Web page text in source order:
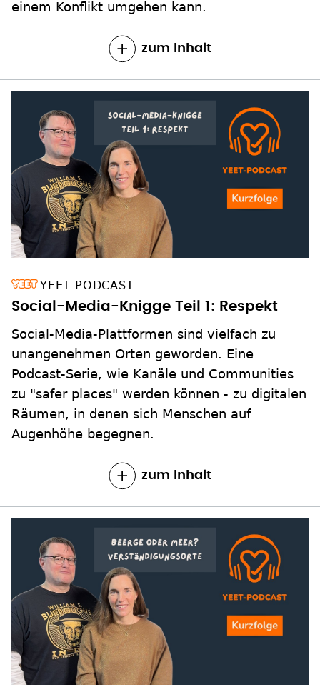
einem Konflikt umgehen kann.
zum Inhalt
YEET-PODCAST
Social-Media-Knigge Teil 1: Respekt
Social-Media-Plattformen sind vielfach zu
unangenehmen Orten geworden. Eine
Podcast-Serie, wie Kanäle und Communities
zu "safer places" werden können - zu digitalen
Räumen, in denen sich Menschen auf
Augenhöhe begegnen.
zum Inhalt